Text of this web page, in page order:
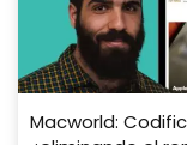
Macworld: